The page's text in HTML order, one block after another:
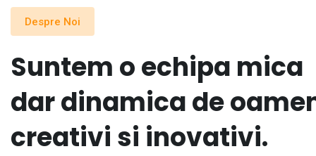
Despre Noi
Suntem o echipa mica
dar dinamica de
creativi si inovativi.